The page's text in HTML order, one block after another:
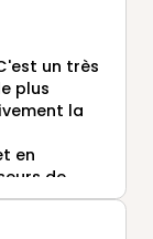
un très
plus
la
en
de